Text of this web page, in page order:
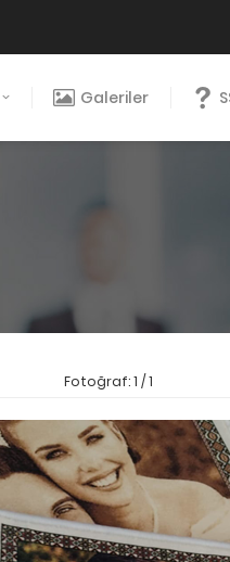
Galeriler
Fotoğraf: 1 / 1